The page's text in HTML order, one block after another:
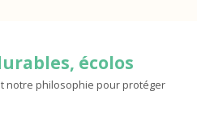
écolos
notre philosophie pour protéger